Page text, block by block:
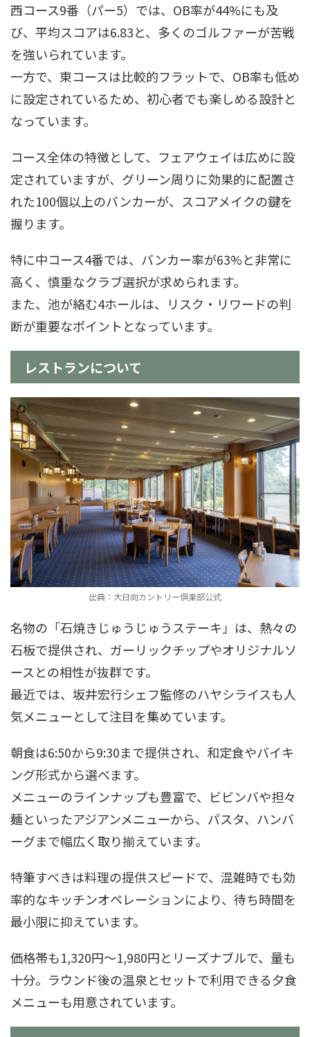
西コース9番（パー5）では、OB率が44%にも及
び、平均スコアは6.83と、多くのゴルファーが苦戦
を強いられています。
一方で、東コースは比較的フラットで、OB率も低め
に設定されているため、初心者でも楽しめる設計と
なっています。
コース全体の特徴として、フェアウェイは広めに設
定されていますが、グリーン周りに効果的に配置さ
れた100個以上のバンカーが、スコアメイクの鍵を
握ります。
特に中コース4番では、バンカー率が63%と非常に
高く、慎重なクラブ選択が求められます。
また、池が絡む4ホールは、リスク・リワードの判
断が重要なポイントとなっています。
レストランについて
出典：大日向カントリー倶楽部公式
名物の「石焼きじゅうじゅうステーキ」は、熱々の
石板で提供され、ガーリックチップやオリジナルソ
ースとの相性が抜群です。
最近では、坂井宏行シェフ監修のハヤシライスも人
気メニューとして注目を集めています。
朝食は6:50から9:30まで提供され、和定食やバイキ
ング形式から選べます。
メニューのラインナップも豊富で、ビビンバや担々
麺といったアジアンメニューから、パスタ、ハンバ
ーグまで幅広く取り揃えています。
特筆すべきは料理の提供スピードで、混雑時でも効
率的なキッチンオペレーションにより、待ち時間を
最小限に抑えています。
価格帯も1,320円～1,980円とリーズナブルで、量も
十分。ラウンド後の温泉とセットで利用できる夕食
メニューも用意されています。